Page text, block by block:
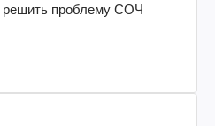
решить проблему СОЧ